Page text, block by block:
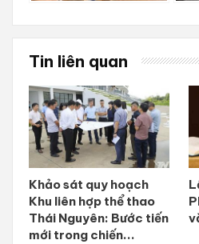
Tin liên quan
Khảo sát quy hoạch
Khu liên hợp thể thao
Thái Nguyên: Bước tiến
mới trong chiến...